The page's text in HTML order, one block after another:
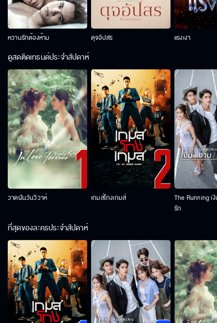
หวานรักต้องห้าม ดุจอัปสร แรงเงา
ดูสดติดเทรนด์ประจำสัปดาห์
วาดฝันวันวิวาห์ เกมส์โกงเกมส์
The Running เ
รัก
ที่สุดของละครประจำสัปดาห์